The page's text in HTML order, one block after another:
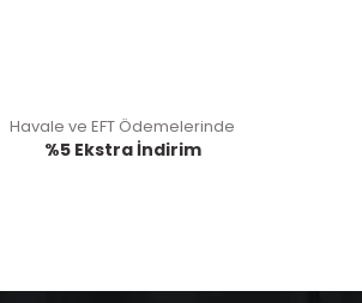
Havale ve EFT Ödemelerinde
%5 Ekstra İndirim